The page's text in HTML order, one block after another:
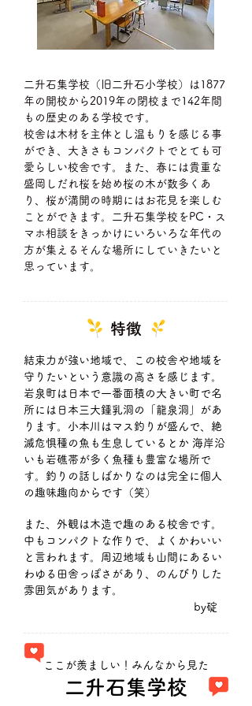
二升石集学校（旧二升石小学校）は1877
年の開校から2019年の閉校まで142年間
もの歴史のある学校です。
校舎は木材を主体とし温もりを感じる事
ができ、大きさもコンパクトでとても可
愛らしい校舎です。また、春には貴重な
盛岡しだれ桜を始め桜の木が数多くあ
り、桜が満開の時期にはお花見を楽しむ
ことができます。二升石集学校をPC・ス
マホ相談をきっかけにいろいろな年代の
方が集えるそんな場所にしていきたいと
思っています。
​特徴
結束力が強い地域で、この校舎や地域を
守りたいという意識の高さを感じます。
岩泉町は日本で一番面積の大きい町で名
所には日本三大鍾乳洞の「龍泉洞」があ
ります。 小本川はマス釣りが盛んで、絶
滅危惧種の魚も生息しているとか 海岸沿
いも岩礁帯が多く魚種も豊富な場所で
す。釣りの話しばかりなのは完全に個人
の趣味趣向からです（笑）
また、外観は木造で趣のある校舎です。
中もコンパクトな作りで、よくかわいい
と言われます。周辺地域も山間にあるい
わゆる田舎っぽさがあり、のんびりした
雰囲気があります。
by碇
​ここが羨ましい！みんなから見た
二升石集学校